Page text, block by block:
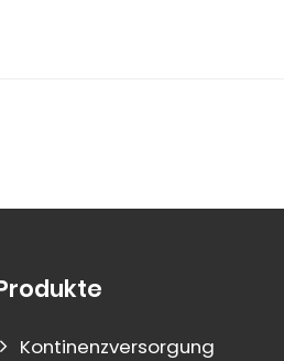
Kontinenzversorgung